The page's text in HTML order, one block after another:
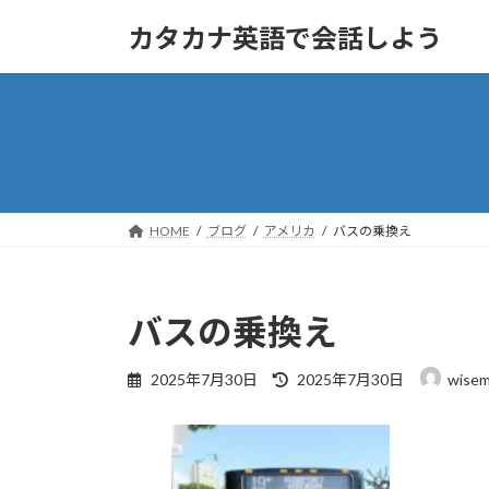
カタカナ英語で会話しよう
HOME ブログ アメリカ バスの乗換え
バスの乗換え
2025年7月30日
最
日
時
2025年7月30日